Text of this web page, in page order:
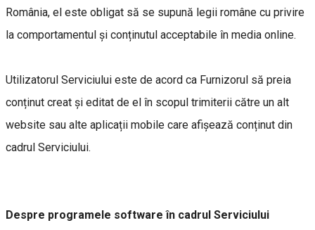
România, el este obligat să se supună legii române cu privire
la comportamentul și conținutul acceptabile în media online.
Utilizatorul Serviciului este de acord ca Furnizorul să preia
conținut creat și editat de el în scopul trimiterii către un alt
website sau alte aplicații mobile care afișează conținut din
cadrul Serviciului.
Despre programele software în cadrul Serviciului